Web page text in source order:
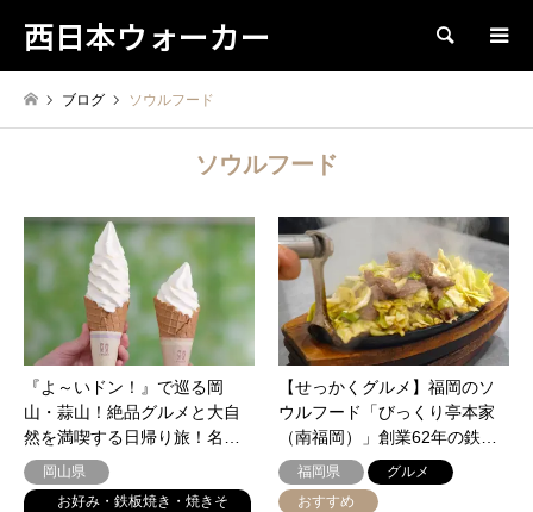
西日本ウォーカー 検索
ブログ ソウルフード
ソウルフード
『よ～いドン！』で巡る岡
山・蒜山！絶品グルメと大自
然を満喫する日帰り旅！名…
岡山県
お好み・鉄板焼き・焼きそ
【せっかくグルメ】福岡のソ
ウルフード「びっくり亭本家
（南福岡）」創業62年の鉄…
福岡県
グルメ
おすすめ